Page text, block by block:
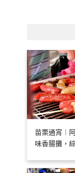
苗栗通宵︱
味香腸攤，